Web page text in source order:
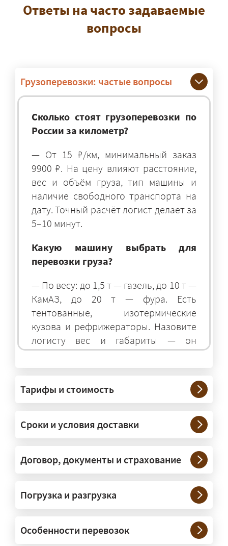
Ответы на часто задаваемые
вопросы
Грузоперевозки: частые вопросы
Сколько стоят грузоперевозки по
России за километр?
— От 15 ₽/км, минимальный заказ
9900 ₽. На цену влияют расстояние,
вес и объём груза, тип машины и
наличие свободного транспорта на
дату. Точный расчёт логист делает за
5–10 минут.
Какую машину выбрать для
перевозки груза?
— По весу: до 1,5 т — газель, до 10 т —
КамАЗ, до 20 т — фура. Есть
тентованные, изотермические
кузова и рефрижераторы. Назовите
логисту вес и габариты — он
подберёт оптимальный транспорт.
— Штатно — от 100 кг до 20 тонн.
Мелкие партии едут догрузом,
крупные — отдельной машиной.
Тяжеловесы 30–90 т организуем
через проверенных партнёров.
России?
межгородних перевозках по всей
Тарифы и стоимость
Сроки и условия доставки
Договор, документы и страхование
Погрузка и разгрузка
Особенности перевозок